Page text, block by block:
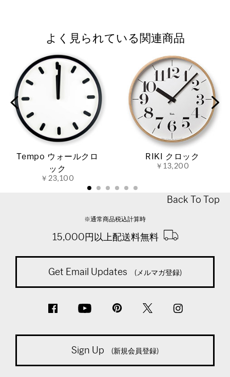
よく見られている関連商品
Tempo ウォールクロ
ック
￥23,100
RIKI クロック
￥13,200
Back To Top
※通常商品税込計算時
15,000円以上配送料無料
Get Email Updates (メルマガ登録)
Sign Up (新規会員登録)